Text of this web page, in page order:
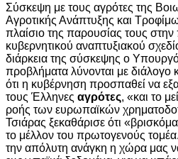
Σύσκεψη με τους αγρότες της
Αγροτικής Ανάπτυξης και
πλαίσιο της παρουσίας τους
κυβερνητικού αναπτυξιακού
διάρκεια της σύσκεψης ο
προβλήματα λύνονται με διάλογο
ότι η κυβέρνηση προσπαθεί να
τους Έλληνες αγρότες, «και το
ροής των ευρωπαϊκών
Τσιάρας ξεκαθάρισε ότι
το μέλλον του πρωτογενούς
την απόλυτη ανάγκη η χώρα μας